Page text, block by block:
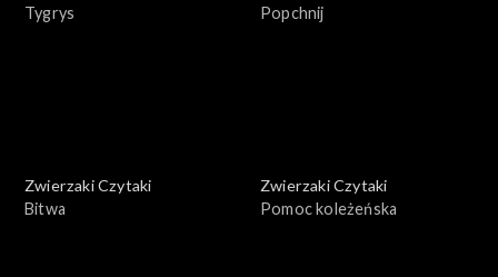
Tygrys
Popchnij
Zwierzaki Czytaki
Bitwa
Zwierzaki Czytaki
Pomoc koleżeńska